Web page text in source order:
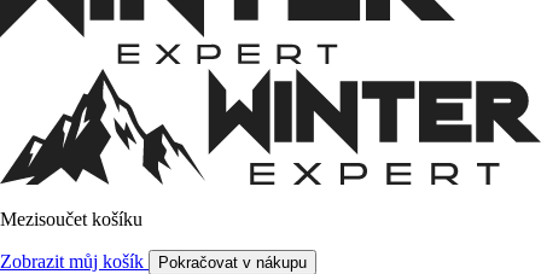
Mezisoučet košíku
Zobrazit můj košík Pokračovat v nákupu